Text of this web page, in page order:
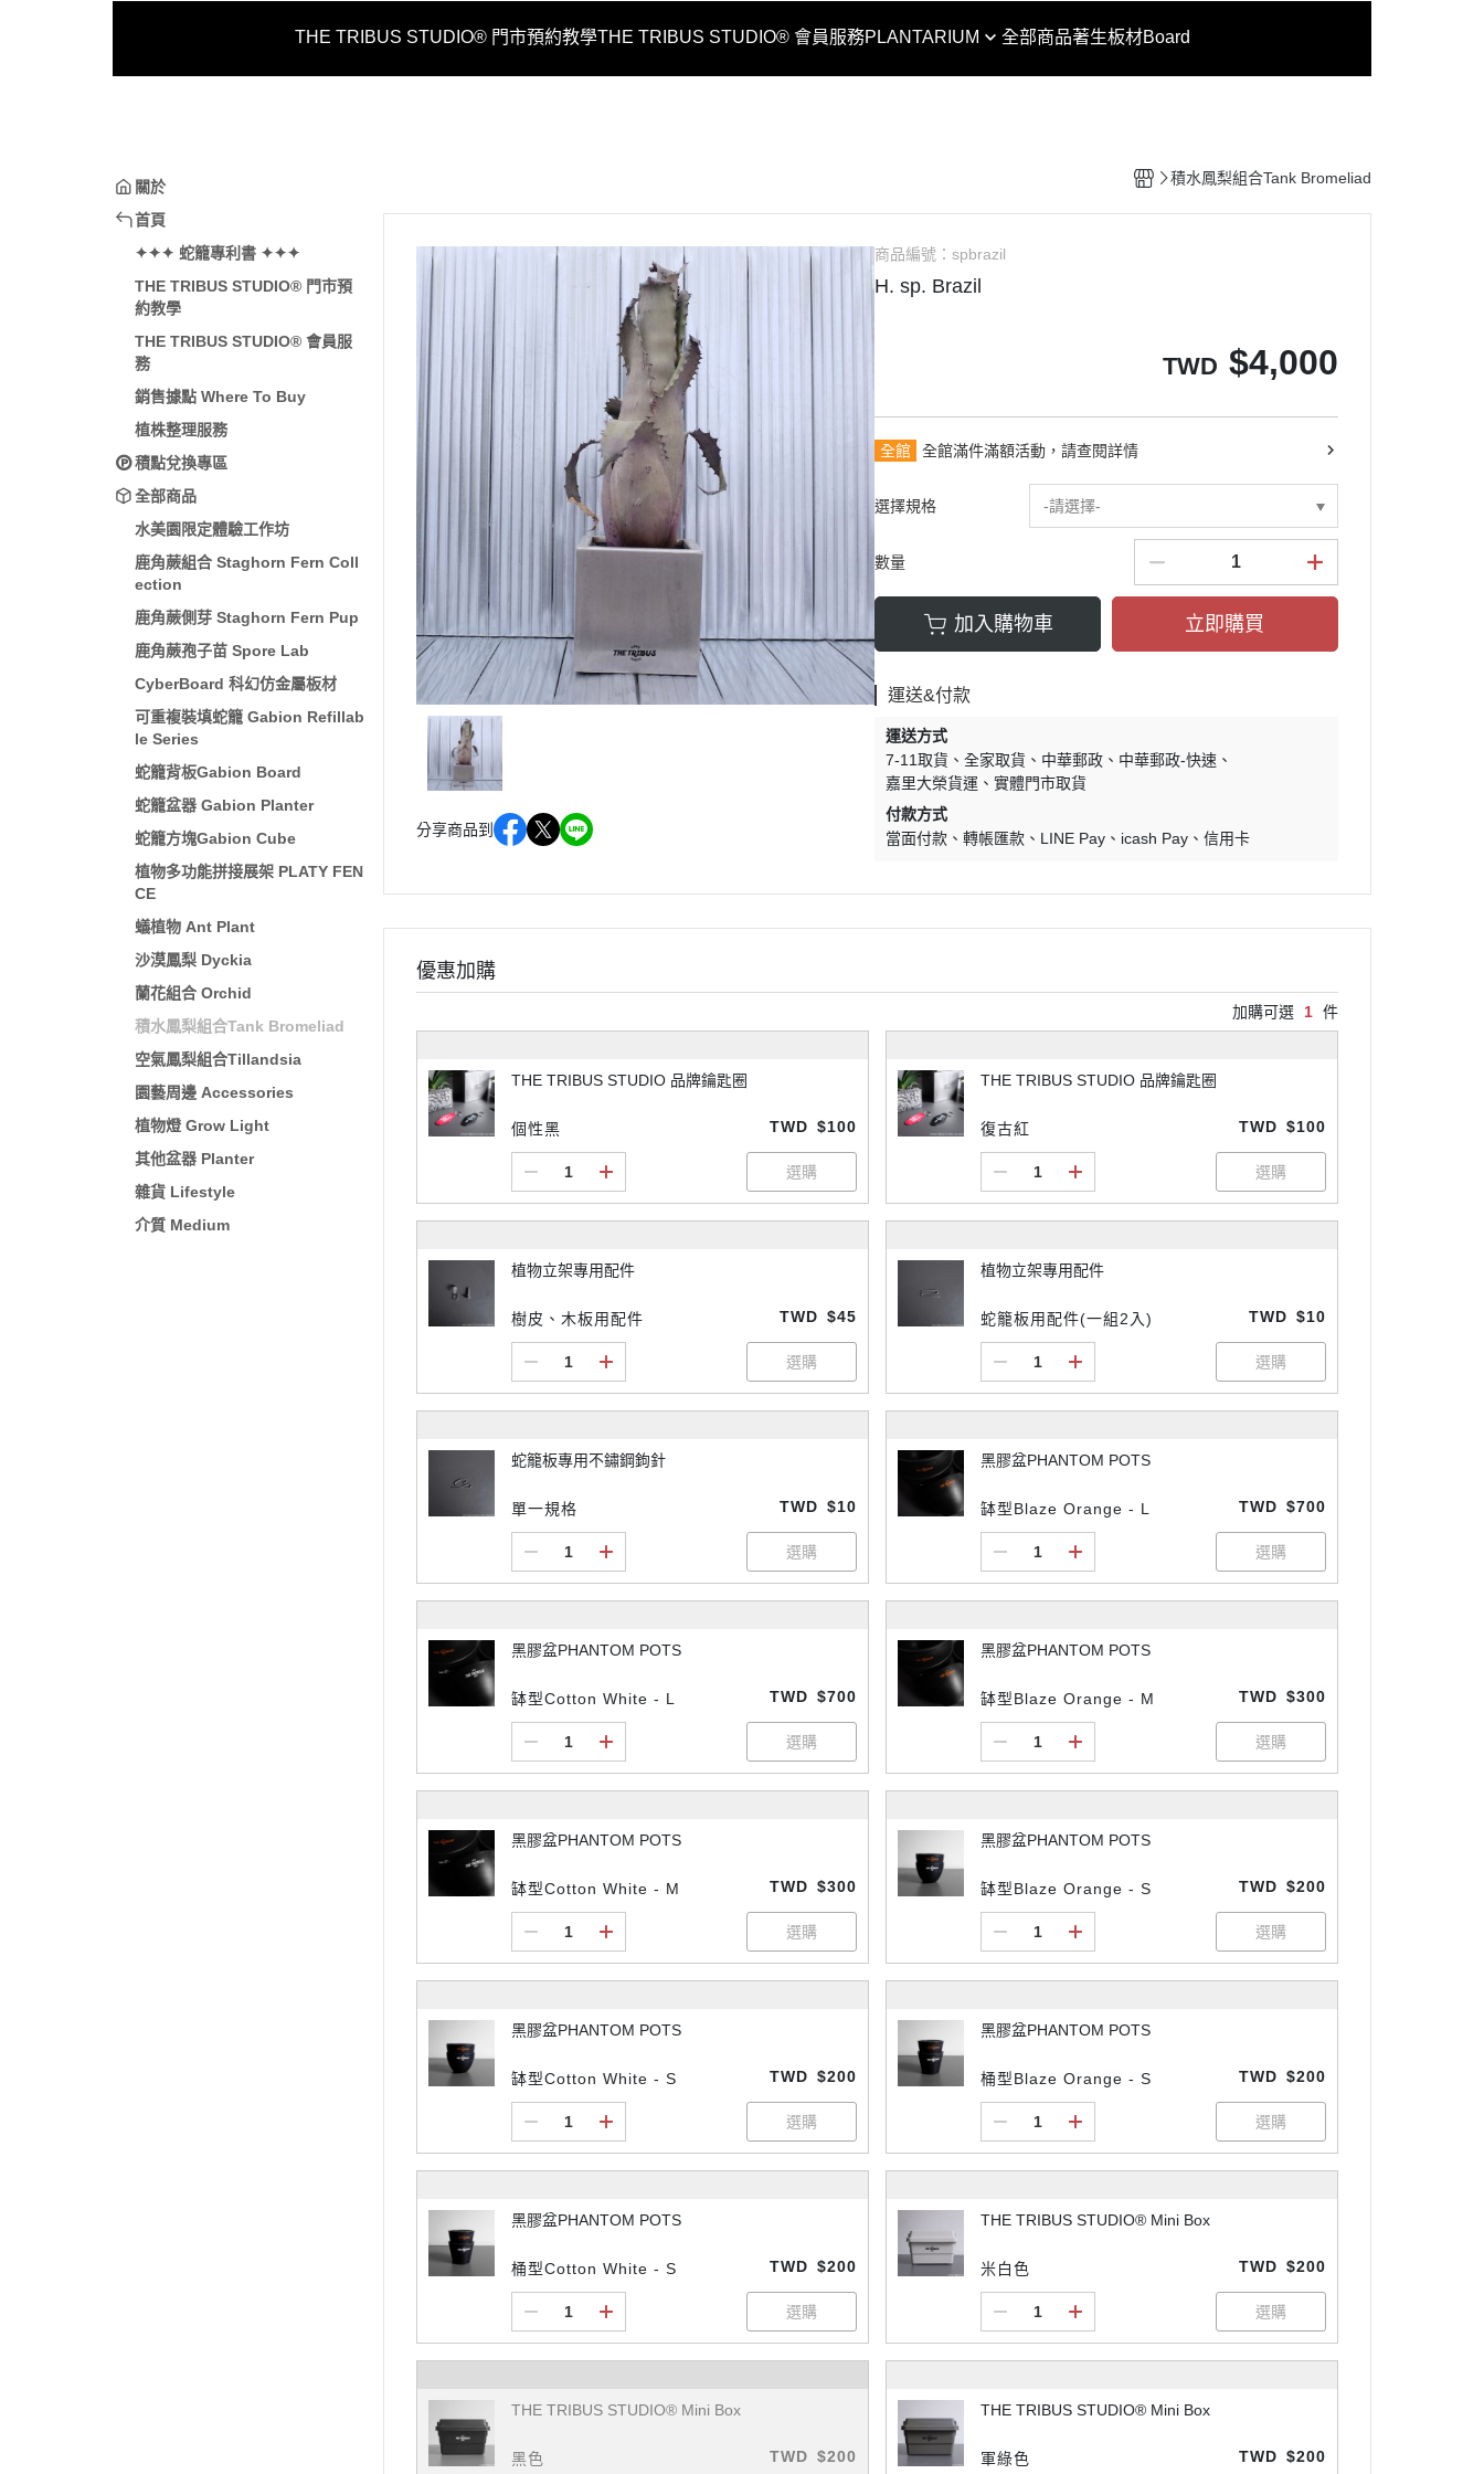
THE TRIBUS STUDIO® 門市預約教學THE TRIBUS STUDIO® 會員服務PLANTARIUM 全部商品著生板材Board
關於
首頁
✦✦✦ 蛇籠專利書 ✦✦✦
THE TRIBUS STUDIO® 門市預
約教學
THE TRIBUS STUDIO® 會員服
務
銷售據點 Where To Buy
植株整理服務
積點兌換專區
全部商品
水美園限定體驗工作坊
鹿角蕨組合 Staghorn Fern Coll
ection
鹿角蕨側芽 Staghorn Fern Pup
鹿角蕨孢子苗 Spore Lab
CyberBoard 科幻仿金屬板材
可重複裝填蛇籠 Gabion Refillab
le Series
蛇籠背板Gabion Board
蛇籠盆器 Gabion Planter
蛇籠方塊Gabion Cube
植物多功能拼接展架 PLATY FEN
CE
蟻植物 Ant Plant
沙漠鳳梨 Dyckia
蘭花組合 Orchid
積水鳳梨組合Tank Bromeliad
空氣鳳梨組合Tillandsia
園藝周邊 Accessories
植物燈 Grow Light
其他盆器 Planter
雜貨 Lifestyle
介質 Medium
積水鳳梨組合Tank Bromeliad
分享商品到
商品編號：spbrazil
H. sp. Brazil
TWD $4,000
全館 全館滿件滿額活動，請查閱詳情
選擇規格 -請選擇-
數量
加入購物車 立即購買
運送&付款
運送方式
7-11取貨
全家取貨 中華郵政
中華郵政-快速
嘉里大榮貨運
實體門市取貨
付款方式
當面付款
轉帳匯款 LINE Pay icash Pay 信用卡
優惠加購
加購可選 1 件
THE TRIBUS STUDIO 品牌鑰匙圈
個性黑 TWD $100
THE TRIBUS STUDIO 品牌鑰匙圈
復古紅 TWD $100
植物立架專用配件
樹皮、木板用配件 TWD $45
植物立架專用配件
蛇籠板用配件(一組2入) TWD $10
蛇籠板專用不鏽鋼鉤針
單一規格 TWD $10
黑膠盆PHANTOM POTS
缽型Blaze Orange - L TWD $700
黑膠盆PHANTOM POTS
缽型Cotton White - L TWD $700
黑膠盆PHANTOM POTS
缽型Blaze Orange - M TWD $300
黑膠盆PHANTOM POTS
缽型Cotton White - M TWD $300
黑膠盆PHANTOM POTS
缽型Blaze Orange - S TWD $200
黑膠盆PHANTOM POTS
缽型Cotton White - S TWD $200
黑膠盆PHANTOM POTS
桶型Blaze Orange - S TWD $200
黑膠盆PHANTOM POTS
桶型Cotton White - S TWD $200
THE TRIBUS STUDIO® Mini Box
米白色 TWD $200
THE TRIBUS STUDIO® Mini Box
黑色 TWD $200
THE TRIBUS STUDIO® Mini Box
軍綠色 TWD $200